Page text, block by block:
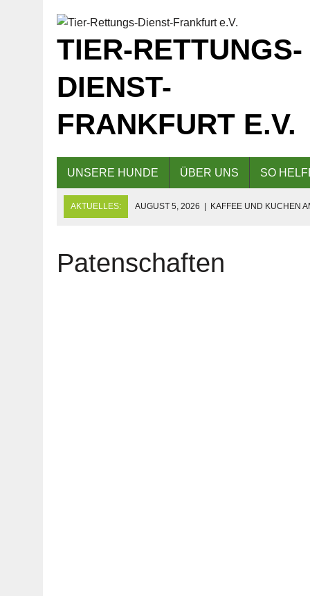
TIER-RETTUNGS-
DIENST-
FRANKFURT E.V.
UNSERE HUNDE ÜBER UNS SO
AKTUELLES: AUGUST 5, 2026 KAFFEE UND KUCHEN
EINLADUNG ZUM TAG DER OFFENEN
JULI 20, 2026 | KAFFEE UND KUCHEN AM 04.10.2026 AN
Patenschaften